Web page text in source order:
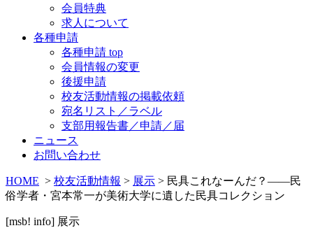
会員特典
求人について
各種申請
各種申請 top
会員情報の変更
後援申請
校友活動情報の掲載依頼
宛名リスト／ラベル
支部用報告書／申請／届
ニュース
お問い合わせ
HOME > 校友活動情報 > 展示 > 民具これなーんだ？——民
俗学者・宮本常一が美術大学に遺した民具コレクション
[msb! info] 展示